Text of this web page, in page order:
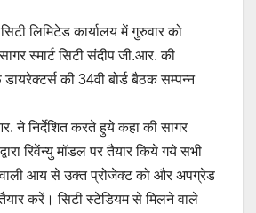
लिमिटेड कार्यालय में गुरुवार को
स्मार्ट सिटी संदीप जी.आर. की
की 34वी बोर्ड बैठक सम्पन्न
ने निर्देशित करते हुये कहा की सागर
रिवेंन्यु मॉडल पर तैयार किये गये सभी
वाली आय से उक्त प्रोजेक्ट को और अपग्रेड
करें। सिटी स्टेडियम से मिलने वाले